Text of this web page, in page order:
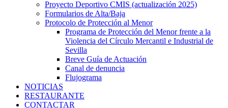
Proyecto Deportivo CMIS (actualización 2025)
Formularios de Alta/Baja
Protocolo de Protección al Menor
Programa de Protección del Menor frente a la
Violencia del Círculo Mercantil e Industrial de
Sevilla
Breve Guía de Actuación
Canal de denuncia
Flujograma
NOTICIAS
RESTAURANTE
CONTACTAR